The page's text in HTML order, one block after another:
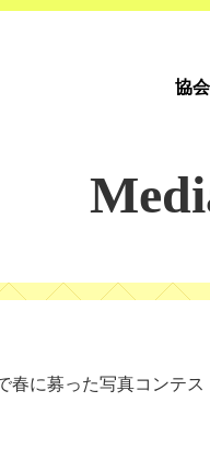
協
に募った写真コンテス